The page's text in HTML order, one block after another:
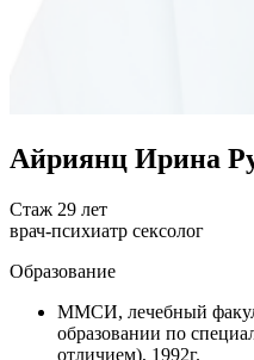
Айриянц Ирина
Стаж 29 лет
врач-психиатр сексолог
Образование
ММСИ, лечебный
образовании по
отличием), 1992г.